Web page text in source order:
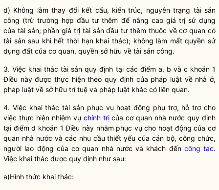
d) Không làm thay đổi kết cấu, kiến trúc, nguyên trạng tài sản
công (trừ trường hợp đầu tư thêm để nâng cao giá trị sử dụng
của tài sản; phần giá trị tài sản đầu tư thêm thuộc về cơ quan có
tài sản sau khi hết thời hạn khai thác); không làm mấtquyền sử
dụng đất của cơ quan, quyền sở hữu về tài sản công.
3. Việc khai thác tài sản quy định tại các điểm a, b và c khoản 1
Điều này được thực hiện theo quy định của pháp luậtvề nhà ở,
pháp luật về sở hữu trí tuệ và pháp luật khác có liên quan.
4. Việc khai thác tài sản phục vụ hoạt động phụ trợ, hỗ trợ cho
việc thực hiện nhiệm vụ chính trịcủa cơ quan nhà nước quy định
tại điểm d khoản 1 Điều này nhằm phục vụ cho hoạt động của cơ
quan nhà nước và các nhu cầu thiết yếu của cán bộ, công chức,
người lao động của cơ quan nhà nước và khách đến công tác.
Việc khai thác được quy định như sau:
a)Hình thức khai thác: